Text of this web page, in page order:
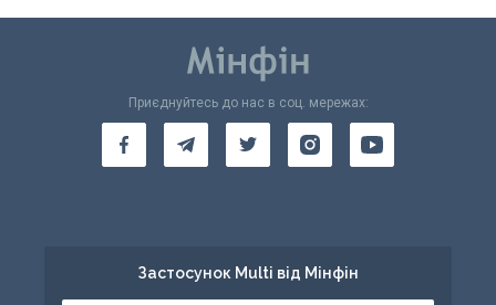
Приєднуйтесь до нас в соц. мережах:
Застосунок Multi від Мінфін